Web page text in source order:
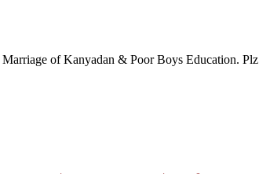
of Kanyadan & Poor Boys Education. Plz